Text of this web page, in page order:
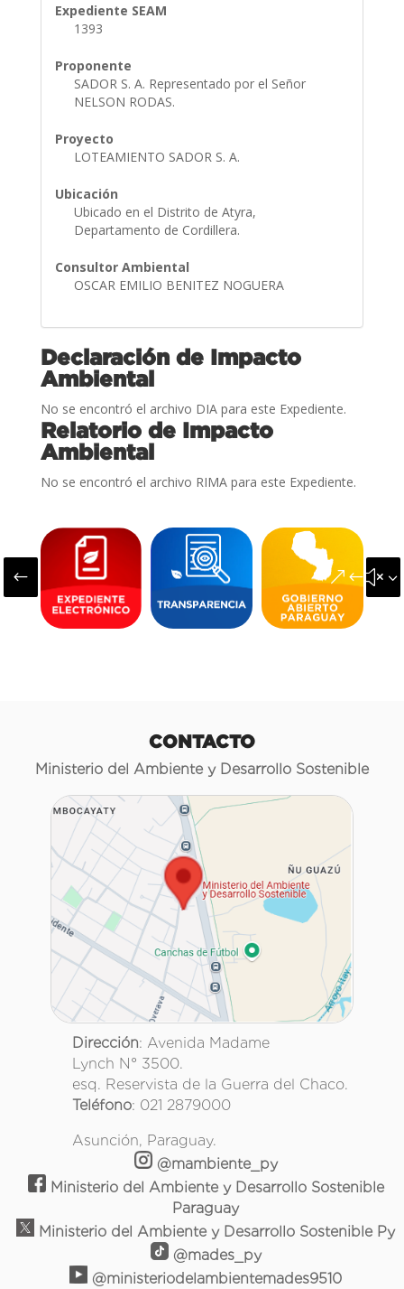
Expediente SEAM
1393
Proponente
SADOR S. A. Representado por el Señor
NELSON RODAS.
Proyecto
LOTEAMIENTO SADOR S. A.
Ubicación
Ubicado en el Distrito de Atyra,
Departamento de Cordillera.
Consultor Ambiental
OSCAR EMILIO BENITEZ NOGUERA
Declaración de Impacto
Ambiental
No se encontró el archivo DIA para este Expediente.
Relatorio de Impacto
Ambiental
No se encontró el archivo RIMA para este Expediente.
#
CONTACTO
Ministerio del Ambiente y Desarrollo Sostenible
Dirección: Avenida Madame
Lynch N° 3500.
esq. Reservista de la Guerra del Chaco.
Teléfono: 021 2879000
Asunción, Paraguay.
@mambiente_py
Ministerio del Ambiente y Desarrollo Sostenible
Paraguay
Ministerio del Ambiente y Desarrollo Sostenible Py
@mades_py
@ministeriodelambientemades9510